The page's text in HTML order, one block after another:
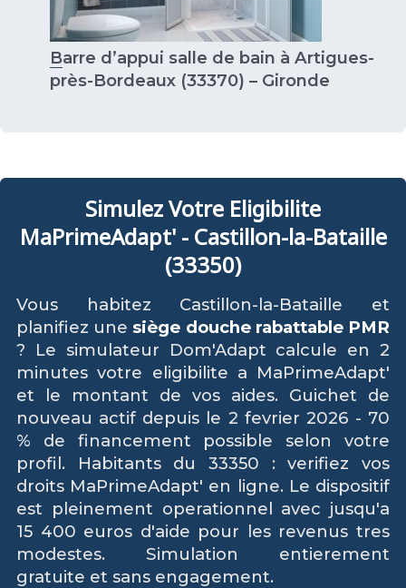
Barre d’appui salle de bain à Artigues-
près-Bordeaux (33370) – Gironde
Simulez Votre Eligibilite
MaPrimeAdapt' - Castillon-la-Bataille
(33350)
Vous habitez Castillon-la-Bataille et
planifiez une siège douche rabattable PMR
? Le simulateur Dom'Adapt calcule en 2
minutes votre eligibilite a MaPrimeAdapt'
et le montant de vos aides. Guichet de
nouveau actif depuis le 2 fevrier 2026 - 70
% de financement possible selon votre
profil. Habitants du 33350 : verifiez vos
droits MaPrimeAdapt' en ligne. Le dispositif
est pleinement operationnel avec jusqu'a
15 400 euros d'aide pour les revenus tres
modestes. Simulation entierement
gratuite et sans engagement.